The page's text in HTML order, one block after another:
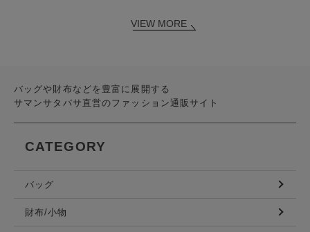
VIEW MORE
バッグや財布などを豊富に展開する
サマンサタバサ直営のファッション通販サイト
CATEGORY
バッグ
財布/小物